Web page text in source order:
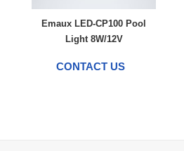
Emaux LED-CP100 Pool
Light 8W/12V
CONTACT US